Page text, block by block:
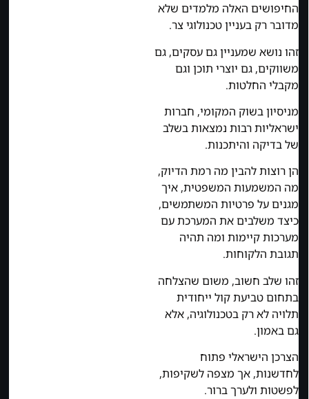
החיפושים האלה מלמדים שלא
מדובר רק בעניין טכנולוגי צר.
זהו נושא שמעניין גם עסקים, גם
משווקים, גם יוצרי תוכן וגם
מקבלי החלטות.
מניסיון בשוק המקומי, חברות
ישראליות רבות נמצאות בשלב
של בדיקה והיתכנות.
הן רוצות להבין מה רמת הדיוק,
מה המשמעות המשפטית, איך
מגנים על פרטיות המשתמשים,
כיצד משלבים את המערכת עם
מערכות קיימות ומה תהיה
תגובת הלקוחות.
זהו שלב חשוב, משום שהצלחה
בתחום טביעת קול ייחודית
תלויה לא רק בטכנולוגיה, אלא
גם באמון.
הצרכן הישראלי פתוח
לחדשנות, אך מצפה לשקיפות,
לפשטות ולערך ברור.